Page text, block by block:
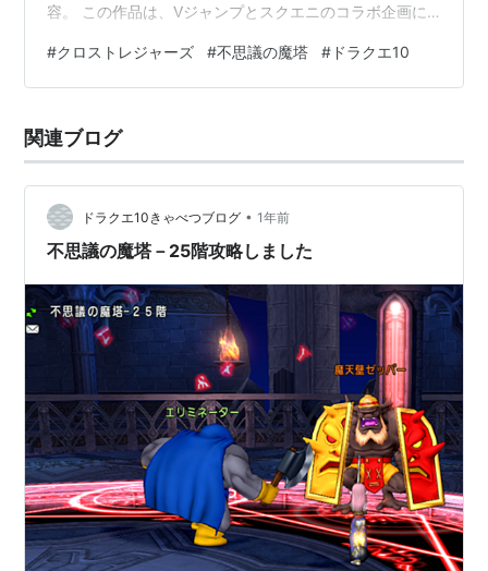
容。 この作品は、Vジャンプとスクエニのコラボ企画に
モンスター、武器、アイテム等の アイデアを基にゲーム
デザインがなされているとのこと。 こちらが扱えるキャ
職業 キャラメイク時に職業を選んでキャラを作ることに
なるけど ゲーム内の拠点で、いつでも転職は可能とのこ
#クロストレジャーズ #不思議の魔塔 # ドラクエ10
関連ブログ
ドラクエ10きゃべつブログ • 1年前
不思議の魔塔－25階攻略しました